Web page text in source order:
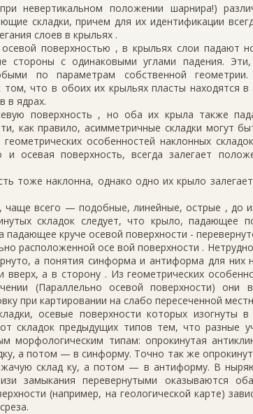
невертикальном положении шарнира!)
складки, причем для их идентификации
слоев в крыльях .
поверхностью , в крыльях слои падают
стороны с одинаковыми углами падения.
по параметрам соб­ственной геометрии.
что в обоих их крыльях пласты находятся в
в ядрах.
поверхность , но оба их крыла также
как правило, асимметричные складки могут
особенностей наклонных
осевая поверхность, всегда залегает
тоже наклонна, однако одно их крыло
чаще всего — подобные, ли­нейные, острые , до
складок следует, что крыло, падающее
падающее круче осевой поверхности -
расположенной осе­ вой поверхности .
а понятия синформа и антиформа для них
вверх, а в сторону . Из геометрических
(Параллельно осевой поверхности) они
при картирова­нии на слабо пересеченной
осевые поверхности ко­торых изогнуты в
складок предыдущих типов тем, что разные
морфологическим типам: опрокинутая
а потом — в синформу. Точно так же
склад­ ку, а потом — в антиформу. В
замыкания перевернутыми оказываются
(например, на геологической карте)